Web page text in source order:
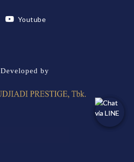
Youtube
Developed by